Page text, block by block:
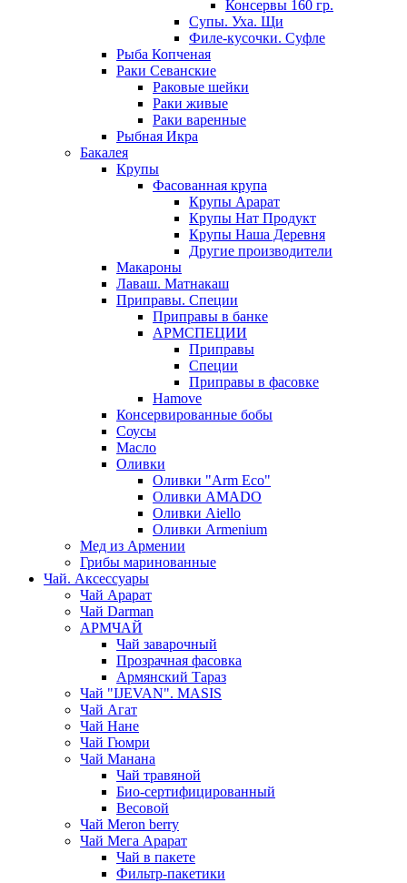
Консервы 160 гр.
Супы. Уха. Щи
Филе-кусочки. Суфле
Рыба Копченая
Раки Севанские
Раковые шейки
Раки живые
Раки варенные
Рыбная Икра
Бакалея
Крупы
Фасованная крупа
Крупы Арарат
Крупы Нат Продукт
Крупы Наша Деревня
Другие производители
Макароны
Лаваш. Матнакаш
Приправы. Специи
Приправы в банке
АРМСПЕЦИИ
Приправы
Специи
Приправы в фасовке
Hamove
Консервированные бобы
Соусы
Масло
Оливки
Оливки "Arm Eco"
Оливки AMADO
Оливки Aiello
Оливки Armenium
Мед из Армении
Грибы маринованные
Чай. Аксессуары
Чай Арарат
Чай Darman
АРМЧАЙ
Чай заварочный
Прозрачная фасовка
Армянский Тараз
Чай "IJEVAN". MASIS
Чай Агат
Чай Нане
Чай Гюмри
Чай Манана
Чай травяной
Био-сертифицированный
Весовой
Чай Meron berry
Чай Мега Арарат
Чай в пакете
Фильтр-пакетики